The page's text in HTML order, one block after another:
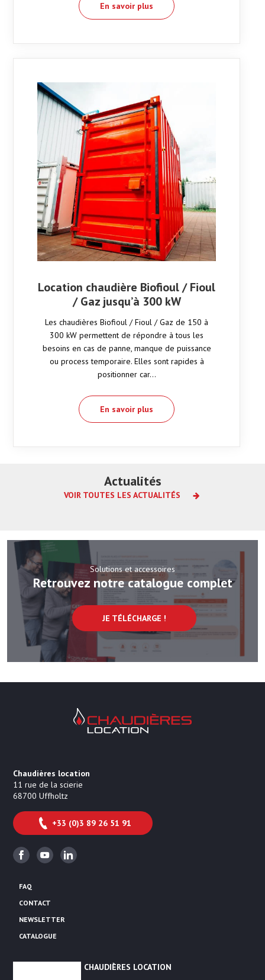
En savoir plus
Location chaudière Biofioul / Fioul
/ Gaz jusqu’à 300 kW
Les chaudières Biofioul / Fioul / Gaz de 150 à
300 kW permettent de répondre à tous les
besoins en cas de panne, manque de puissance
ou process temporaire. Elles sont rapides à
positionner car…
En savoir plus
Actualités
VOIR TOUTES LES ACTUALITÉS
Etude de cas
Louer une chaudière mobile gaz lors
du chantier de réfection de la
chaufferie d’un hôtel
Lire la suite
Solutions et accessoires
Retrouvez notre catalogue complet
JE TÉLÉCHARGE !
Chaudières Location Location de
Chaudières location
11 rue de la scierie
68700 Uffholtz
+33 (0)3 89 26 51 91
FacebookYoutubeLinkedin
FAQ
CONTACT
NEWSLETTER
CATALOGUE
CHAUDIÈRES LOCATION